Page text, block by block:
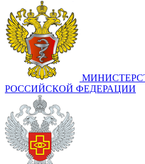
РОССИЙСКОЙ ФЕДЕРАЦИИ